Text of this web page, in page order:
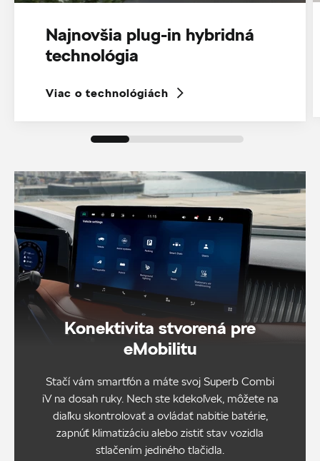
Najnovšia plug-in hybridná
technológia
Viac o technológiách
Konektivita stvorená pre
eMobilitu
Stačí vám smartfón a máte svoj Superb Combi
iV na dosah ruky. Nech ste kdekoľvek, môžete na
diaľku skontrolovať a ovládať nabitie batérie,
zapnúť klimatizáciu alebo zistiť stav vozidla
stlačením jediného tlačidla.